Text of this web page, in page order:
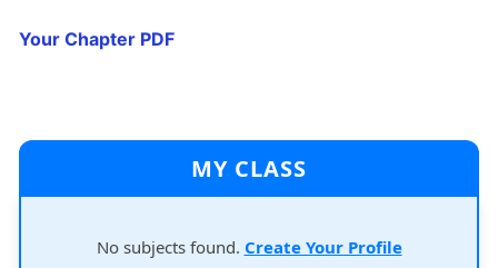
Your Chapter PDF
MY CLASS
No subjects found. Create Your Profile